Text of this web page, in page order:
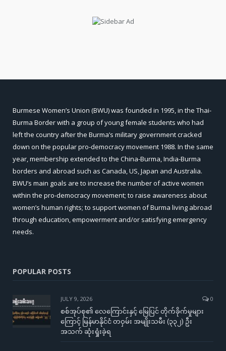
Burmese Women’s Union (BWU) was founded in 1995, in the Thai-
Burma Border with a group of young female students who had
left the country after the Burma’s military government cracked
down on the popular pro-democracy movement 1988. In the same
year, membership extended to the China-Burma, India-Burma
borders and abroad such as Canada, US, Japan and Australia.
BWU’s main goals are to increase the number of active women
within the pro-democracy movement; to raise awareness about
women’s human rights; to support women of Burma living abroad
through education, empowerment and/or satisfying emergency
needs.
POPULAR POSTS
JULY 9, 2026 0
စစ်အုပ်စု၏ လေကြောင်းနှင့် မြေပြင် တိုက်ခိုက်မှုများ
ကြောင့် မြန်မာနိုင်ငံ တဝှမ်း အမျိုးသမီး (၃၃၂) ဦး
အသက် ဆုံးရှုံးခဲ့ရ